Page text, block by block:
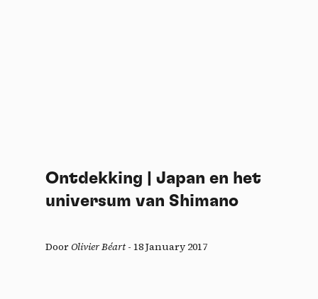
Ontdekking | Japan en het
universum van Shimano
DoorOlivier Béart- 18 January 2017